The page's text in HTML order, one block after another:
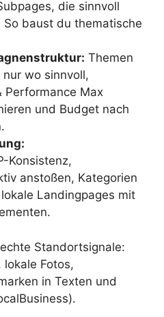
die sinnvoll
So baust du thematische
Themen
nur wo sinnvoll,
Performance Max
und Budget nach
Konsistenz,
anstoßen, Kategorien
Landingpages mit
Standortsignale:
Fotos,
in Texten und